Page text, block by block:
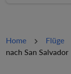
Home Flüge
nach San Salvador